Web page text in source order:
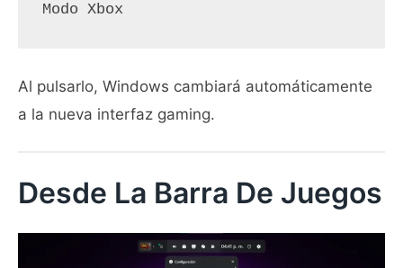
Modo Xbox
Al pulsarlo, Windows cambiará automáticamente
a la nueva interfaz gaming.
Desde La Barra De Juegos